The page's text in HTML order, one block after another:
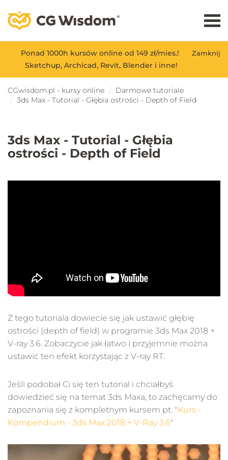
Zamknij
Ponad 1000h kursów online od 149 zł/mies.!
Sketchup, Archicad, Revit, Blender i inne!
CGwisdom.pl - kursy online
Darmowe tutoriale
3ds Max - Tutorial - Głębia ostrości - Depth of Field
3ds Max - Tutorial - Głębia
ostrości - Depth of Field
Z tego tutoriala dowiecie się jak ustawić głębię
ostrości (depth of field) w programie 3ds Max 2018 +
V-ray 3.6. Zobaczycie jak łatwo i przyjemnie można
ustawić ten efekt korzystając z V-ray RT.
Jeśli podobał Ci się ten tutorial i chciałbyś
dowiedzieć się na temat 3ds Maxa, to zachęcamy do
zapoznania się z kompletnym kursem pt. "Kurs -
Kompendium - 3ds Max 2018 + V-Ray 3.6"